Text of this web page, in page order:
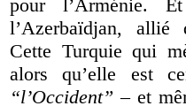
pour l’Arménie.
l’Azerbaïdjan, allié
Cette Turquie qui
alors qu’elle est
“l’Occident” – et